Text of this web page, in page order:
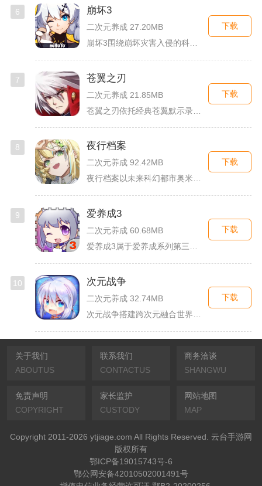
6 崩坏3
二次元养成 27.20MB
下载
7 苍翼之刃
二次元养成 21.85MB
下载
8 夜行档案
二次元养成 92.42MB
夜行档案以未来科幻都市奥米勒斯为舞台，玩家任职特勤部调查员，...
下载
9 爱养成3
二次元养成 60.68MB
下载
10 次元战争
二次元养成 32.74MB
下载
关于我们
ABOUTUS
联系我们
CONTACTUS
商务洽谈
SHANGWU
免责声明
COPYRIGHT
家长监护
CUSTODY
网站地图
MAP
Copyright 2011-2026 ytjiage.com All Rights Reserved. 云台手游网
版权所有
鄂ICP备19015743号-6
鄂公网安备42010502001491号